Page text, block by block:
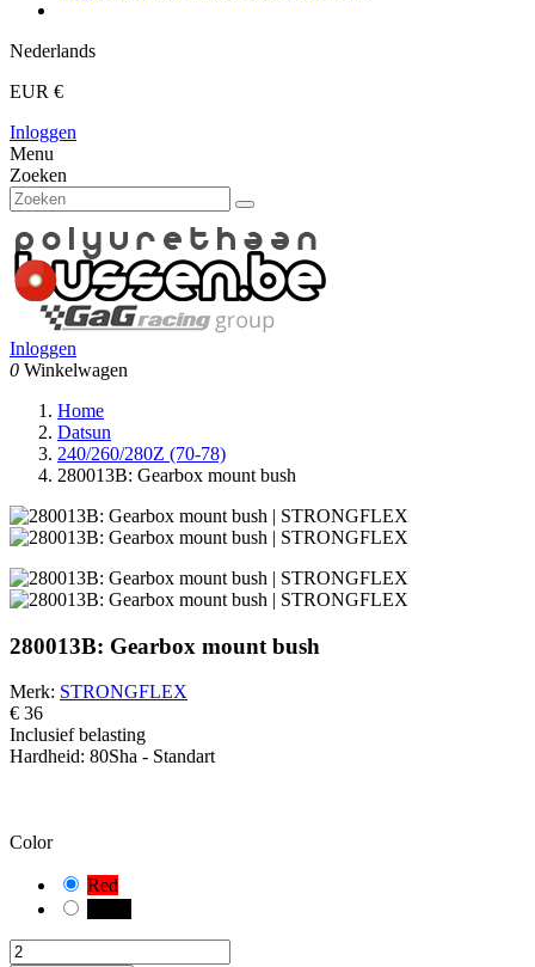
Nederlands
EUR €
Inloggen
Menu
Zoeken
Inloggen
0 Winkelwagen
Home
Datsun
240/260/280Z (70-78)
280013B: Gearbox mount bush
280013B: Gearbox mount bush
Merk: STRONGFLEX
€ 36
Inclusief belasting
Hardheid: 80Sha - Standart
Color
Red